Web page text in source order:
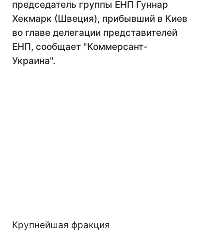
председатель группы ЕНП Гуннар
Хекмарк (Швеция), прибывший в Киев
во главе делегации представителей
ЕНП, сообщает "Коммерсант-
Украина".
Крупнейшая фракция